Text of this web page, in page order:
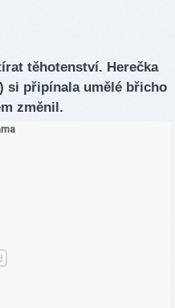
těhotenství. Herečka
si připínala umělé břicho
změnil.